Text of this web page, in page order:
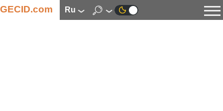
GECID.com ru